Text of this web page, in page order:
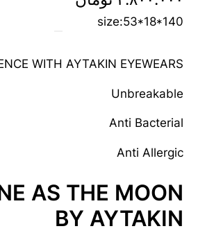
size:53*18*140
WITH AYTAKIN EYEWEARS
Unbreakable
Anti Bacterial
Anti Allergic
AS THE MOON
BY AYTAKIN